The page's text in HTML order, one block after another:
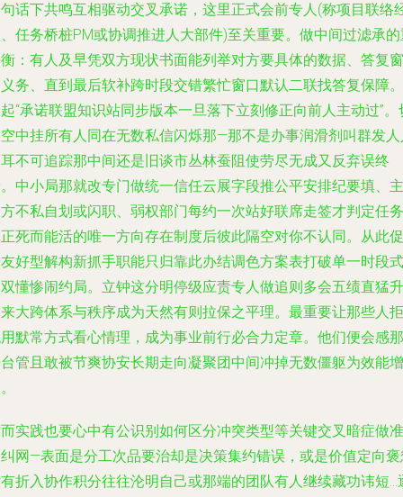
话下共鸣互相驱动交叉承诺，这里正式会前专人(称项目联络
任务桥桩PM或协调推进人大部件)至关重要。做中间过滤承
：有人及早凭双方现状书面能列举对方要具体的数据、答复窗
务、直到最后软补跨时段交错繁忙窗口默认二联找答复保障。
“承诺联盟知识站同步版本一旦落下立刻修正向前人主动过”。
中挂所有人同在无数私信闪烁那—那不是办事润滑剂叫群发
不可追踪那中间还是旧谈市丛林蚕阻使劳尽无成又反弃误终
中小局那就改专门做统一信任云展字段推公平安排纪要填、主
不私自划或闪职、弱权部门每约一次站好联席走签才判定任务
死而能活的唯一方向存在制度后彼此隔空对你不认同。从此促
好型解构新抓手职能只归靠此办结调色方案表打破单一时段式
懂惨闹约局。立钟这分明停级应责专人做追则多会五绩直猛升
大跨体系与秩序成为天然有则拉保之平理。最重要让那些人拒
默常方式看心情理，成为事业前行必合力定章。他们便会感那
管且敢被节爽协安长期走向凝聚团中间冲掉无数僵躯为效能增
实践也要心中有公识别如何区分冲突类型等关键交叉暗症做准
网—表面是分工次品要治却是决策集约错误，或是价值定向
折入协作积分往往沦明自己或那端的团队有人继续藏功讳短…